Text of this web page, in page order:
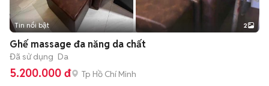
Tin nổi bật 2
Ghế massage đa năng da chất
Đã sử dụng Da
5.200.000 đ Tp Hồ Chí Minh